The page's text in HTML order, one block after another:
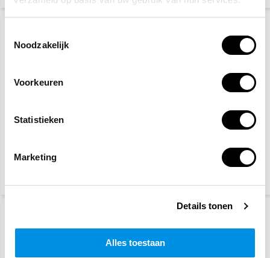
Noodzakelijk
Voorkeuren
Statistieken
Marketing
Details tonen
Alles toestaan
Veiligheidshelm/bouwhelm
veiligheidspakket